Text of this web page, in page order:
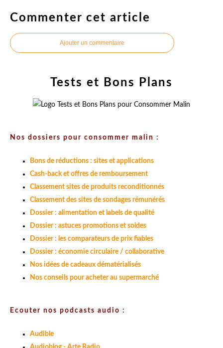
Commenter cet article
Ajouter un commentaire
Tests et Bons Plans
Nos dossiers pour consommer malin :
Bons de réductions : sites et applications
Cash-back et offres de remboursement
Classement sites de produits reconditionnés
Classement des sites de sondages rémunérés
Dossier : alimentation et labels de qualité
Dossier : astuces promotions et soldes
Dossier : les comparateurs de prix fiables
Dossier : économie circulaire / collaborative
Nos idées de cadeaux dématérialisés
Nos conseils pour acheter au supermarché
Ecouter nos podcasts audio :
Audible